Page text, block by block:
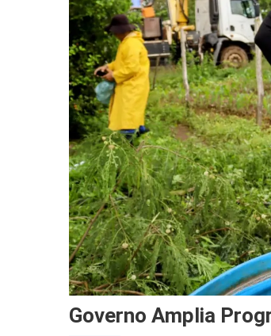
Governo Amplia